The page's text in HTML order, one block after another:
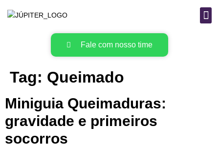
Fale com nosso time
Tag: Queimado
Miniguia Queimaduras:
gravidade e primeiros
socorros